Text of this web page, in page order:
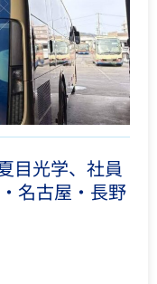
目光学、社員
名古屋・長野